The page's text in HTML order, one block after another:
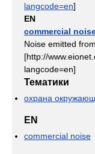
langcode=en]
EN
commercial
Noise emitted
[http://
langcode=en]
Тематики
охрана
EN
commercial noise